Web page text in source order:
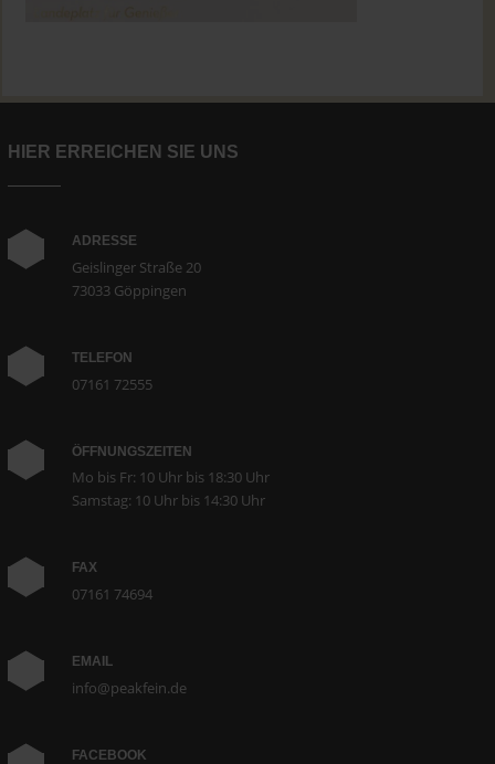
HIER ERREICHEN SIE UNS
ADRESSE
Geislinger Straße 20
73033 Göppingen
TELEFON
07161 72555
ÖFFNUNGSZEITEN
Mo bis Fr: 10 Uhr bis 18:30 Uhr
Samstag: 10 Uhr bis 14:30 Uhr
FAX
07161 74694
EMAIL
info@peakfein.de
FACEBOOK